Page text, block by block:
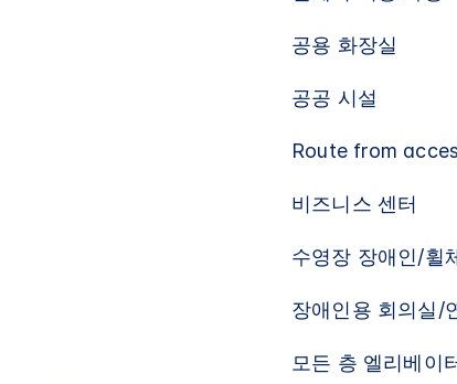
공용 화장실
공공 시설
Route from
비즈니스 센터
수영장 장애인/휠
장애인용 회의실/
모든 층 엘리베이